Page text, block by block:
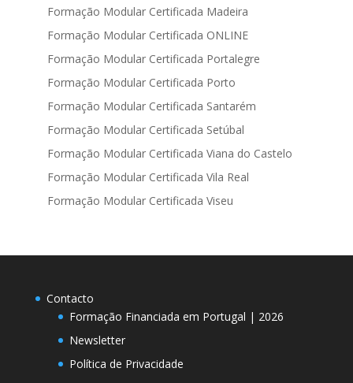
Formação Modular Certificada Madeira
Formação Modular Certificada ONLINE
Formação Modular Certificada Portalegre
Formação Modular Certificada Porto
Formação Modular Certificada Santarém
Formação Modular Certificada Setúbal
Formação Modular Certificada Viana do Castelo
Formação Modular Certificada Vila Real
Formação Modular Certificada Viseu
Contacto
Formação Financiada em Portugal | 2026
Newsletter
Política de Privacidade